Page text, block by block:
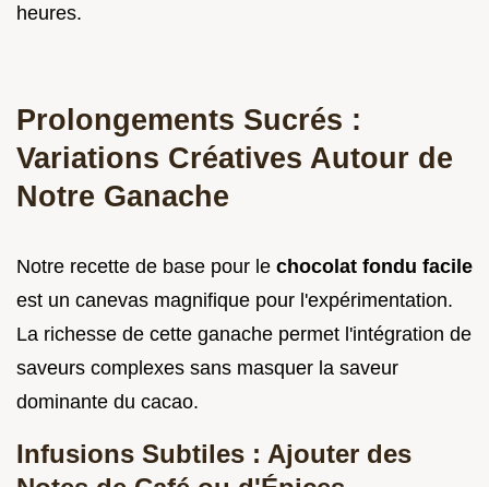
heures.
Prolongements Sucrés :
Variations Créatives Autour de
Notre Ganache
Notre recette de base pour le chocolat fondu facile
est un canevas magnifique pour l'expérimentation.
La richesse de cette ganache permet l'intégration de
saveurs complexes sans masquer la saveur
dominante du cacao.
Infusions Subtiles : Ajouter des